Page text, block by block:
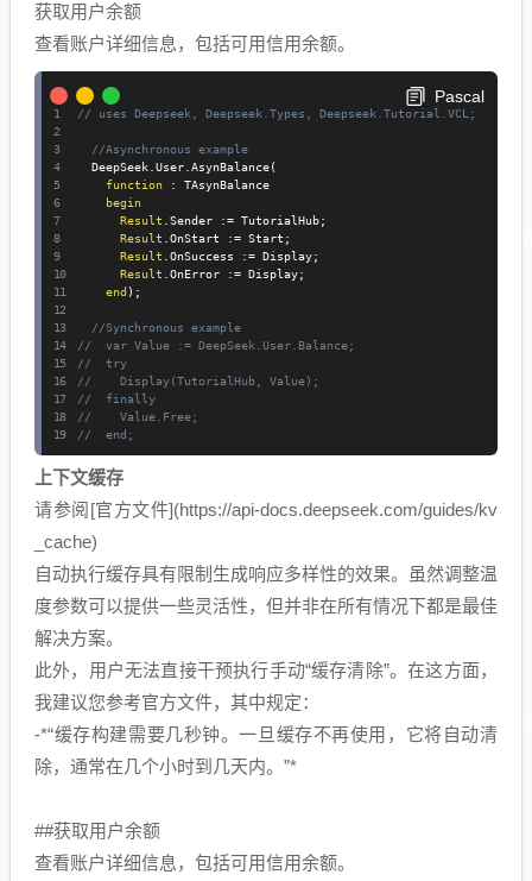
获取用户余额
查看账户详细信息，包括可用信用余额。
Pascal
// uses Deepseek, Deepseek.Types, Deepseek.Tutorial.VCL;
//Asynchronous example
  DeepSeek
User AsynBalance(
function
:
TAsynBalance
begin
Result
Sender := TutorialHub;
Result
OnStart := Start ;
Result
OnSuccess := Display;
Result
OnError := Display;
end ) ;
//Synchronous example
//  var Value := DeepSeek.User.Balance;
//  try
//    Display(TutorialHub, Value);
//  finally
//    Value.Free;
//  end;
上下文缓存
请参阅[官方文件](https://api-docs.deepseek.com/guides/kv
_cache)
自动执行缓存具有限制生成响应多样性的效果。虽然调整温
度参数可以提供一些灵活性，但并非在所有情况下都是最佳
解决方案。
此外，用户无法直接干预执行手动“缓存清除”。在这方面，
我建议您参考官方文件，其中规定：
-*“缓存构建需要几秒钟。一旦缓存不再使用，它将自动清
除，通常在几个小时到几天内。”*
##获取用户余额
查看账户详细信息，包括可用信用余额。